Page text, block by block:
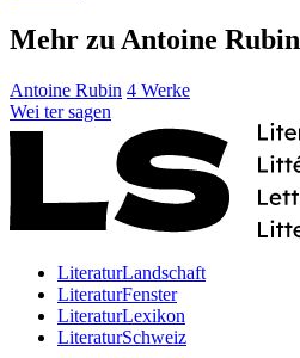
Mehr zu Antoine Rubin
Antoine Rubin 4 Werke
Wei ter sagen
LiteraturLandschaft
LiteraturFenster
LiteraturLexikon
LiteraturSchweiz